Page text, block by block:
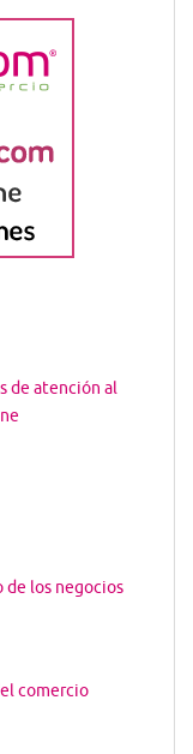
de atención al
de los negocios
comercio